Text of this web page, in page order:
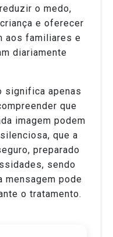
o medo,
e oferecer
aos familiares e
diariamente
significa apenas
que
imagem podem
que a
preparado
sendo
mensagem pode
o tratamento.